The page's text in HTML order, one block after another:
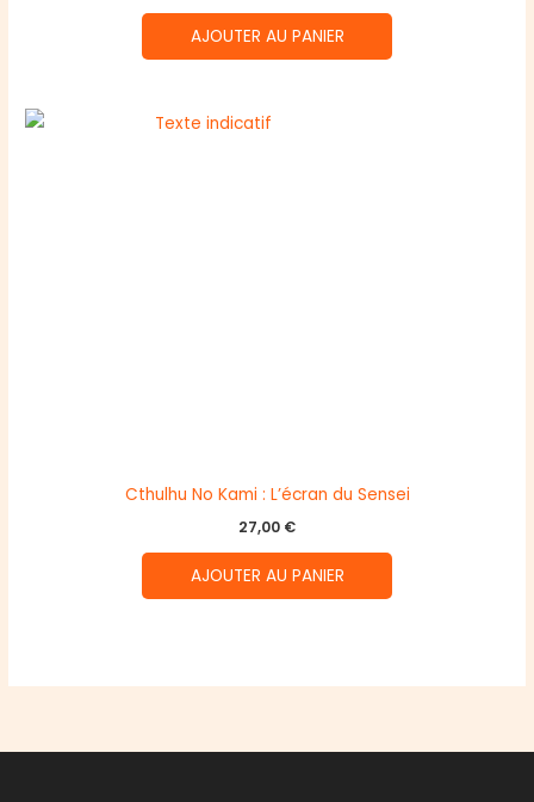
AJOUTER AU PANIER
Cthulhu No Kami : L’écran du Sensei
27,00 €
AJOUTER AU PANIER